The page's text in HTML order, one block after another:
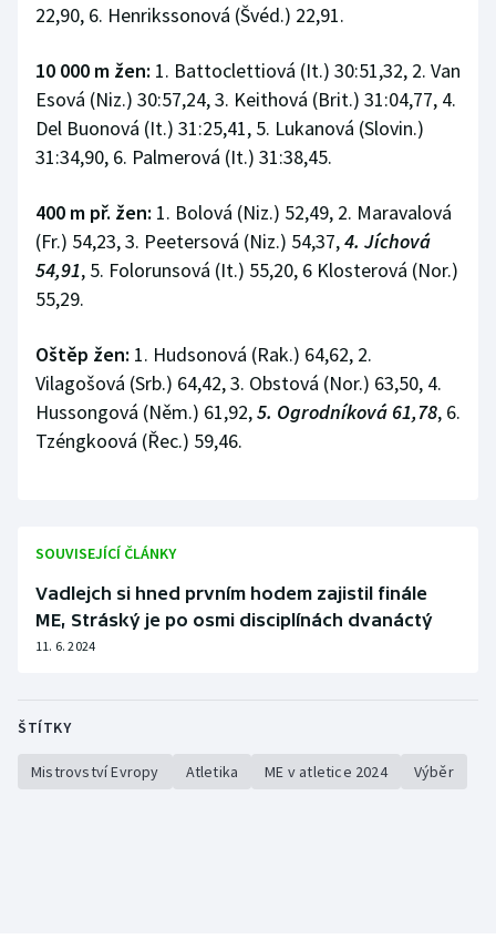
22,90, 6. Henrikssonová (Švéd.) 22,91.
10 000 m žen: 1. Battoclettiová (It.) 30:51,32, 2. Van
Esová (Niz.) 30:57,24, 3. Keithová (Brit.) 31:04,77, 4.
Del Buonová (It.) 31:25,41, 5. Lukanová (Slovin.)
31:34,90, 6. Palmerová (It.) 31:38,45.
400 m př. žen: 1. Bolová (Niz.) 52,49, 2. Maravalová
(Fr.) 54,23, 3. Peetersová (Niz.) 54,37,4. Jíchová
54,91, 5. Folorunsová (It.) 55,20, 6 Klosterová (Nor.)
55,29.
Oštěp žen: 1. Hudsonová (Rak.) 64,62, 2.
Vilagošová (Srb.) 64,42, 3. Obstová (Nor.) 63,50, 4.
Hussongová (Něm.) 61,92,5. Ogrodníková 61,78, 6.
Tzéngkoová (Řec.) 59,46.
SOUVISEJÍCÍ ČLÁNKY
Vadlejch si hned prvním hodem zajistil finále
ME, Stráský je po osmi disciplínách dvanáctý
11. 6. 2024
ŠTÍTKY
Mistrovství Evropy Atletika ME v atletice 2024 Výběr